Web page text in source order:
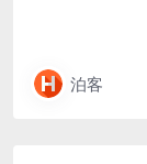
泊客